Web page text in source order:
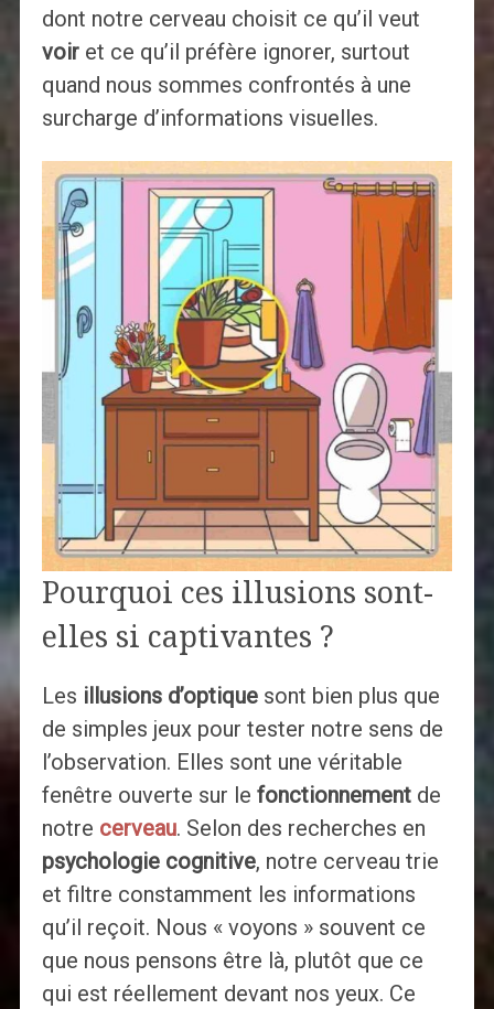
dont notre cerveau choisit ce qu’il veut
voiret ce qu’il préfère ignorer, surtout
quand nous sommes confrontés à une
surcharge d’informations visuelles.
Pourquoi ces illusions sont-
elles si captivantes ?
Les illusions d’optiquesont bien plus que
de simples jeux pour tester notre sens de
l’observation. Elles sont une véritable
fenêtre ouverte sur le fonctionnementde
notre cerveau. Selon des recherches en
psychologie cognitive, notre cerveau trie
et filtre constamment les informations
qu’il reçoit. Nous « voyons » souvent ce
que nous pensons être là, plutôt que ce
qui est réellement devant nos yeux. Ce